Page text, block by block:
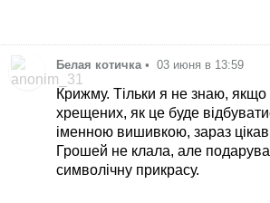
Белая котичка • 03 июня в 13:59
Крижму. Тільки я не знаю, якщо
хрещених, як це буде
іменною вишивкою, зараз
Грошей не клала, але
символічну прикрасу.